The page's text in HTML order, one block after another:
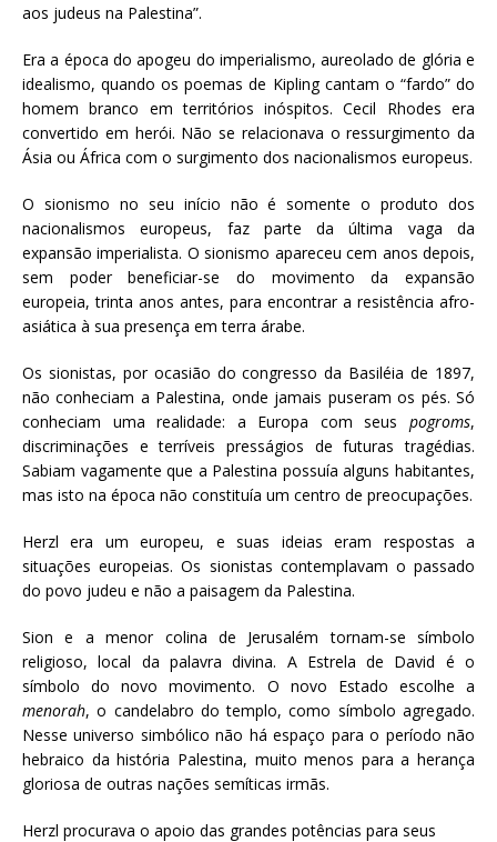
aos judeus na Palestina”.
Era a época do apogeu do imperialismo, aureolado de glória e
idealismo, quando os poemas de Kipling cantam o “fardo” do
homem branco em territórios inóspitos. Cecil Rhodes era
convertido em herói. Não se relacionava o ressurgimento da
Ásia ou África com o surgimento dos nacionalismos europeus.
O sionismo no seu início não é somente o produto dos
nacionalismos europeus, faz parte da última vaga da
expansão imperialista. O sionismo apareceu cem anos depois,
sem poder beneficiar-se do movimento da expansão
europeia, trinta anos antes, para encontrar a resistência afro-
asiática à sua presença em terra árabe.
Os sionistas, por ocasião do congresso da Basiléia de 1897,
não conheciam a Palestina, onde jamais puseram os pés. Só
conheciam uma realidade: a Europa com seus pogroms,
discriminações e terríveis presságios de futuras tragédias.
Sabiam vagamente que a Palestina possuía alguns habitantes,
mas isto na época não constituía um centro de preocupações.
Herzl era um europeu, e suas ideias eram respostas a
situações europeias. Os sionistas contemplavam o passado
do povo judeu e não a paisagem da Palestina.
Sion e a menor colina de Jerusalém tornam-se símbolo
religioso, local da palavra divina. A Estrela de David é o
símbolo do novo movimento. O novo Estado escolhe a
menorah, o candelabro do templo, como símbolo agregado.
Nesse universo simbólico não há espaço para o período não
hebraico da história Palestina, muito menos para a herança
gloriosa de outras nações semíticas irmãs.
Herzl procurava o apoio das grandes potências para seus